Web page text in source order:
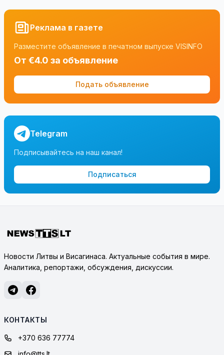
Реклама в газете
Разместите объявление в печатном выпуске VISINFO
От €4.0 за объявление
Подать объявление
Telegram
Подписывайтесь на наш канал!
Подписаться
Новости Литвы и Висагинаса. Актуальные события в мире.
Аналитика, репортажи, обсуждения, дискуссии.
КОНТАКТЫ
+370 636 77774